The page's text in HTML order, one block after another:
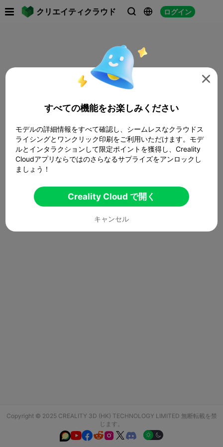
クリエイティクラウド   ログイン
Copyright © 2025 CREALITY 3D (HK) TECHNOLOGY LIMITED 無断転載を禁
じます。
  

すべての機能をお楽しみください
モデルの詳細情報をすべて確認し、シームレスなクラウドス
ライシングとワンクリック印刷をご利用いただけます。モデ
ルとインタラクションして限定ポイントを獲得し、Creality
Cloudアプリならではのさらなるサプライズをアンロックし
ましょう！
Creality Cloud で開く
キャンセル